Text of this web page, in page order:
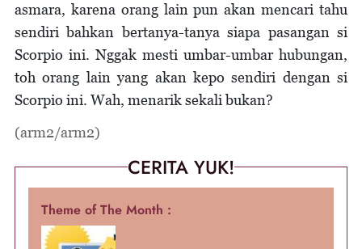
asmara, karena orang lain pun akan mencari tahu
sendiri bahkan bertanya-tanya siapa pasangan si
Scorpio ini. Nggak mesti umbar-umbar hubungan,
toh orang lain yang akan kepo sendiri dengan si
Scorpio ini. Wah, menarik sekali bukan?
(arm2/arm2)
CERITA YUK!
Theme of The Month :